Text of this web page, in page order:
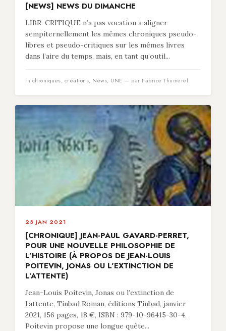
[NEWS] NEWS DU DIMANCHE
LIBR-CRITIQUE n’a pas vocation à aligner
sempiternellement les mêmes chroniques pseudo-
libres et pseudo-critiques sur les mêmes livres
dans l’aire du temps, mais, en tant qu’outil...
in chroniques, créations, News, UNE — par Fabrice Thumerel
23 JAN 2021
[CHRONIQUE] JEAN-PAUL GAVARD-PERRET,
POUR UNE NOUVELLE PHILOSOPHIE DE
L’HISTOIRE (À PROPOS DE JEAN-LOUIS
POITEVIN, JONAS OU L’EXTINCTION DE
L’ATTENTE)
Jean-Louis Poitevin, Jonas ou l’extinction de
l’attente, Tinbad Roman, éditions Tinbad, janvier
2021, 156 pages, 18 €, ISBN : 979-10-96415-30-4.
Poitevin propose une longue quête...